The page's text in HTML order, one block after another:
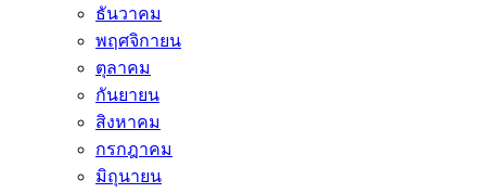
ธันวาคม
พฤศจิกายน
ตุลาคม
กันยายน
สิงหาคม
กรกฎาคม
มิถุนายน